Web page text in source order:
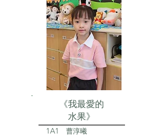
《我最愛的
水果》
1A1 曹淳曦